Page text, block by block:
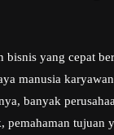
yang cepat
manusia
banyak
tujuan